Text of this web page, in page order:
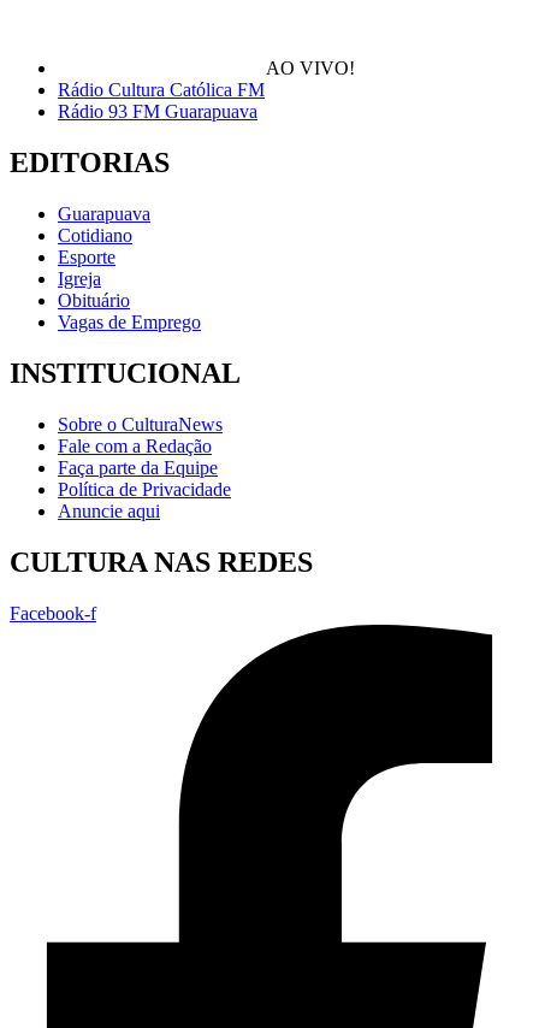
AO VIVO!
Rádio Cultura Católica FM
Rádio 93 FM Guarapuava
EDITORIAS
Guarapuava
Cotidiano
Esporte
Igreja
Obituário
Vagas de Emprego
INSTITUCIONAL
Sobre o CulturaNews
Fale com a Redação
Faça parte da Equipe
Política de Privacidade
Anuncie aqui
CULTURA NAS REDES
Facebook-f